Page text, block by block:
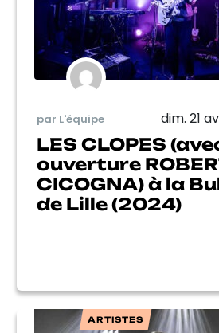
par L'équipe dim. 21
LES CLOPES
ouverture
CICOGNA) à la
de Lille (2024)
ARTISTES